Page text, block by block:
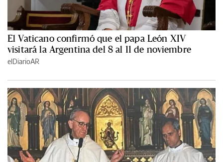
El Vaticano confirmó que el papa León XIV
visitará la Argentina del 8 al 11 de noviembre
elDiarioAR